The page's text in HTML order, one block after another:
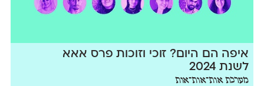
איפה הם היום? זוכי וזוכות פרס אאא
לשנת 2024
מערכת אות־אות־אות